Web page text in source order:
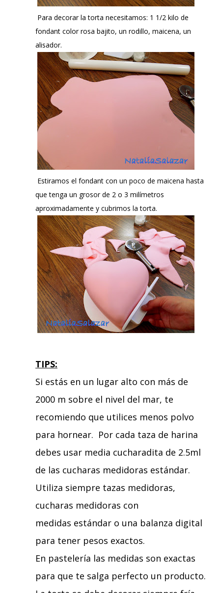
Para decorar la torta necesitamos: 1 1/2 kilo de
fondant color rosa bajito, un rodillo, maicena, un
alisador.
Estiramos el fondant con un poco de maicena hasta
que tenga un grosor de 2 o 3 milímetros
aproximadamente y cubrimos la torta.
TIPS:
Si estás en un lugar alto con más de
2000 m sobre el nivel del mar, te
recomiendo que utilices menos polvo
para hornear. Por cada taza de harina
debes usar media cucharadita de 2.5ml
de las cucharas medidoras estándar.
Utiliza siempre tazas medidoras,
cucharas medidoras con
medidas estándar o una balanza digital
para tener pesos exactos.
En pastelería las medidas son exactas
para que te salga perfecto un producto.